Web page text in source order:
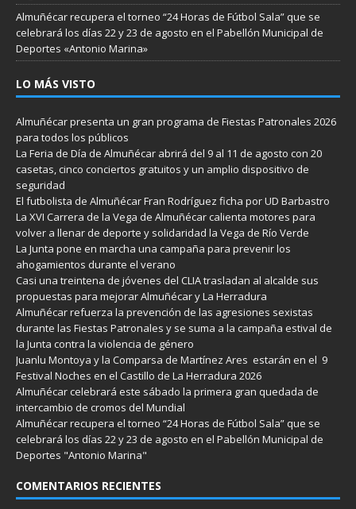
Almuñécar recupera el torneo “24 Horas de Fútbol Sala” que se
celebrará los días 22 y 23 de agosto en el Pabellón Municipal de
Deportes «Antonio Marina»
LO MÁS VISTO
Almuñécar presenta un gran programa de Fiestas Patronales 2026
para todos los públicos
La Feria de Día de Almuñécar abrirá del 9 al 11 de agosto con 20
casetas, cinco conciertos gratuitos y un amplio dispositivo de
seguridad
El futbolista de Almuñécar Fran Rodríguez ficha por UD Barbastro
La XVI Carrera de la Vega de Almuñécar calienta motores para
volver a llenar de deporte y solidaridad la Vega de Río Verde
La Junta pone en marcha una campaña para prevenir los
ahogamientos durante el verano
Casi una treintena de jóvenes del CLIA trasladan al alcalde sus
propuestas para mejorar Almuñécar y La Herradura
Almuñécar refuerza la prevención de las agresiones sexistas
durante las Fiestas Patronales y se suma a la campaña estival de
la Junta contra la violencia de género
Juanlu Montoya y la Comparsa de Martínez Ares estarán en el 9
Festival Noches en el Castillo de La Herradura 2026
Almuñécar celebrará este sábado la primera gran quedada de
intercambio de cromos del Mundial
Almuñécar recupera el torneo “24 Horas de Fútbol Sala” que se
celebrará los días 22 y 23 de agosto en el Pabellón Municipal de
Deportes "Antonio Marina"
COMENTARIOS RECIENTES